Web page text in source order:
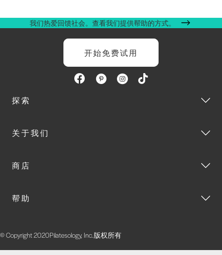
我们热爱回馈社会。查看我们提供帮助的方式。
开始免费试用
探索
关于我们
商店
帮助
© Copyright 2020Pilatesology, Inc.版权所有